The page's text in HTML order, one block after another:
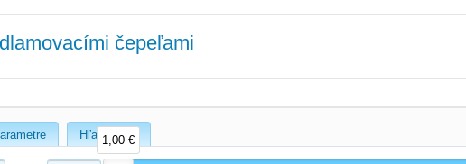
čepeľami
Hľadať text
1,00 €